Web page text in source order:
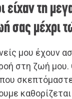
είχαν τη
σας μέχρι
μου έχουν
στη ζωή